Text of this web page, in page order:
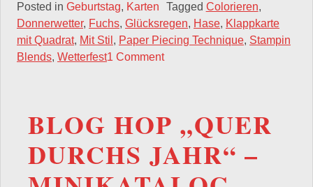
Posted in Geburtstag, Karten Tagged Colorieren,
Donnerwetter, Fuchs, Glücksregen, Hase, Klappkarte
mit Quadrat, Mit Stil , Paper Piecing Technique, Stampin
Blends, Wetterfest1 Comment
BLOG HOP „QUER
DURCHS JAHR“ –